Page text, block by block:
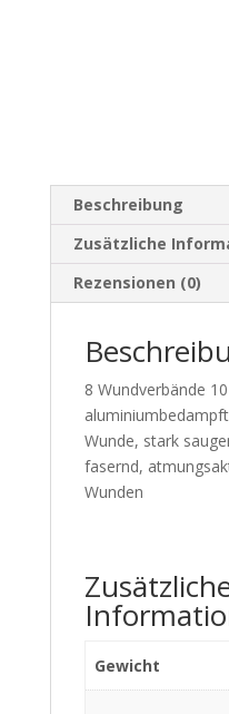
Beschreibung
Zusätzliche
Rezensionen (0)
8 Wundverbände
Wunde, stark
fasernd,
Wunden
Gewicht